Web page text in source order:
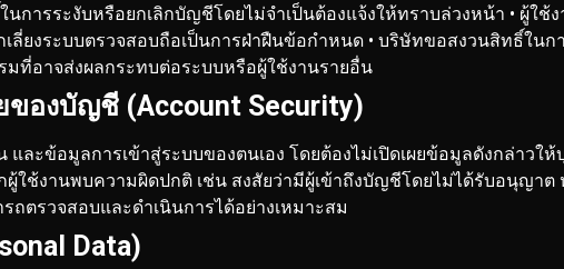
การระงับหรือยกเลิกบัญชีโดยไม่จำเป็นต้องแจ้งให้ทราบล่วงหน้า • ผู้ใช้
ยงระบบตรวจสอบถือเป็นการฝ่าฝืนข้อกำหนด • บริษัทขอสงวนสิทธิ์ในก
ที่อาจส่งผลกระทบต่อระบบหรือผู้ใช้งานรายอื่น
องบัญชี (Account Security)
ะข้อมูลการเข้าสู่ระบบของตนเอง โดยต้องไม่เปิดเผยข้อมูลดังกล่าวใ
ผู้ใช้งานพบความผิดปกติ เช่น สงสัยว่ามีผู้เข้าถึงบัญชีโดยไม่ได้รับอนุญา
ถตรวจสอบและดำเนินการได้อย่างเหมาะสม
Data)